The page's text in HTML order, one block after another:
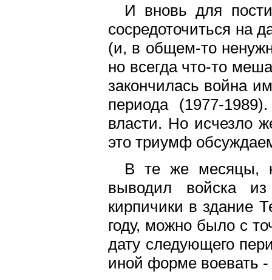
И вновь для
сосредоточиться на
(и, в общем-то
но всегда что-то
закончилась война
периода (1977-
власти. Но исчезло
это триумф
В те же месяцы,
выводил войска
кирпичики в здание
году, можно было с
дату следующего
иной форме воевать -